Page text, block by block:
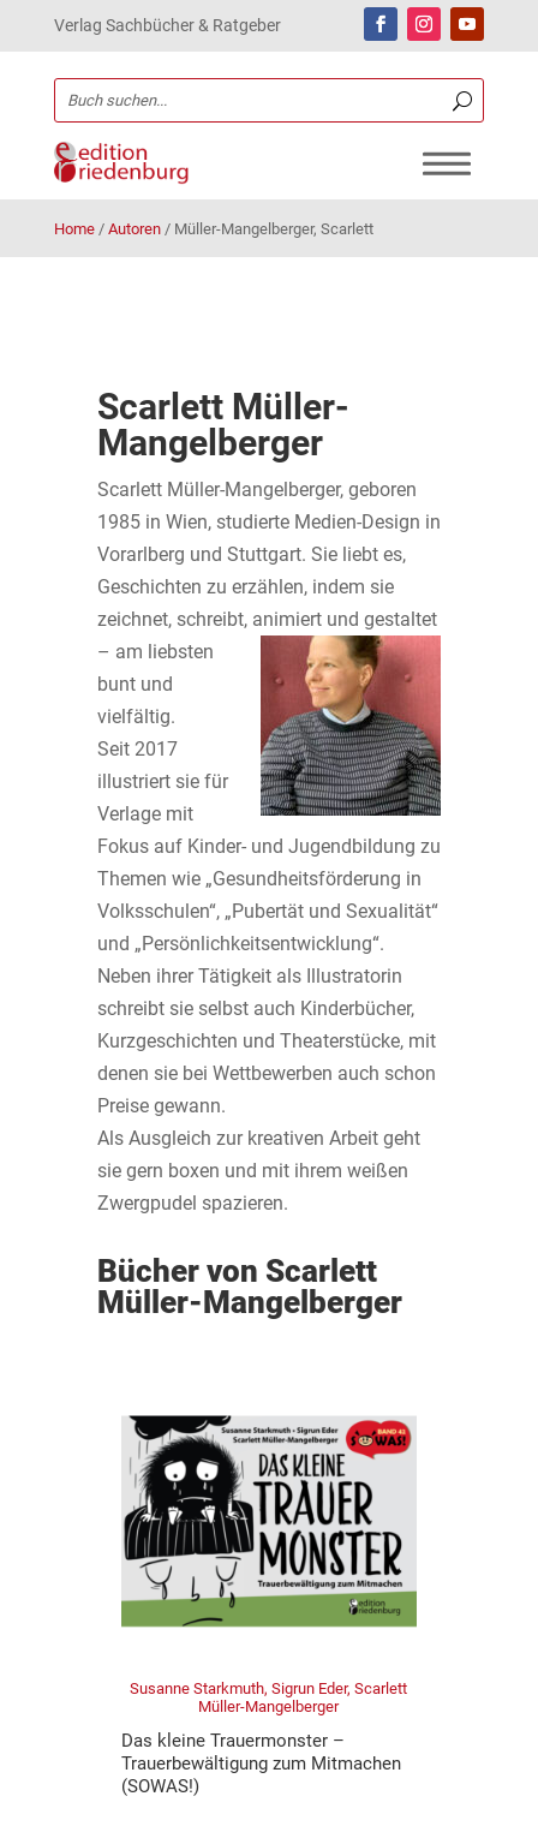
Verlag Sachbücher & Ratgeber
Home/ Autoren/ Müller-Mangelberger, Scarlett
Scarlett Müller-
Mangelberger
Scarlett Müller-Mangelberger, geboren
1985 in Wien, studierte Medien-Design in
Vorarlberg und Stuttgart. Sie liebt es,
Geschichten zu erzählen, indem sie
zeichnet, schreibt, animiert und gestaltet
– am liebsten
bunt und
vielfältig.
Seit 2017
illustriert sie für
Verlage mit
Fokus auf Kinder- und Jugendbildung zu
Themen wie „Gesundheitsförderung in
Volksschulen“, „Pubertät und Sexualität“
und „Persönlichkeitsentwicklung“.
Neben ihrer Tätigkeit als Illustratorin
schreibt sie selbst auch Kinderbücher,
Kurzgeschichten und Theaterstücke, mit
denen sie bei Wettbewerben auch schon
Preise gewann.
Als Ausgleich zur kreativen Arbeit geht
sie gern boxen und mit ihrem weißen
Zwergpudel spazieren.
Bücher von Scarlett
Müller-Mangelberger
Susanne Starkmuth, Sigrun Eder, Scarlett
Müller-Mangelberger
Das kleine Trauermonster –
Trauerbewältigung zum Mitmachen
(SOWAS!)